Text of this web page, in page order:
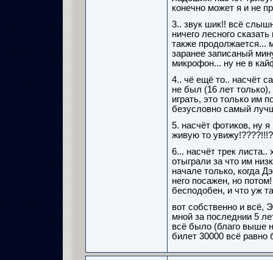
конечно может я и не
3.. звук шик!! всё
ничего лесного
также продолжается...
заранее записаный
микрофон... ну не в
4.. чё ещё то.. насчёт
не был (16 лет
играть, это только им
безусловно самый
5. насчёт фотиков, ну
живую то
6... насчёт трек
отыграли за что им
начале только, когда
него посажен, но
бесподобен, и что уж
вот собственно и всё,
мной за последнии 5
всё было (благо выше
билет 30000 всё